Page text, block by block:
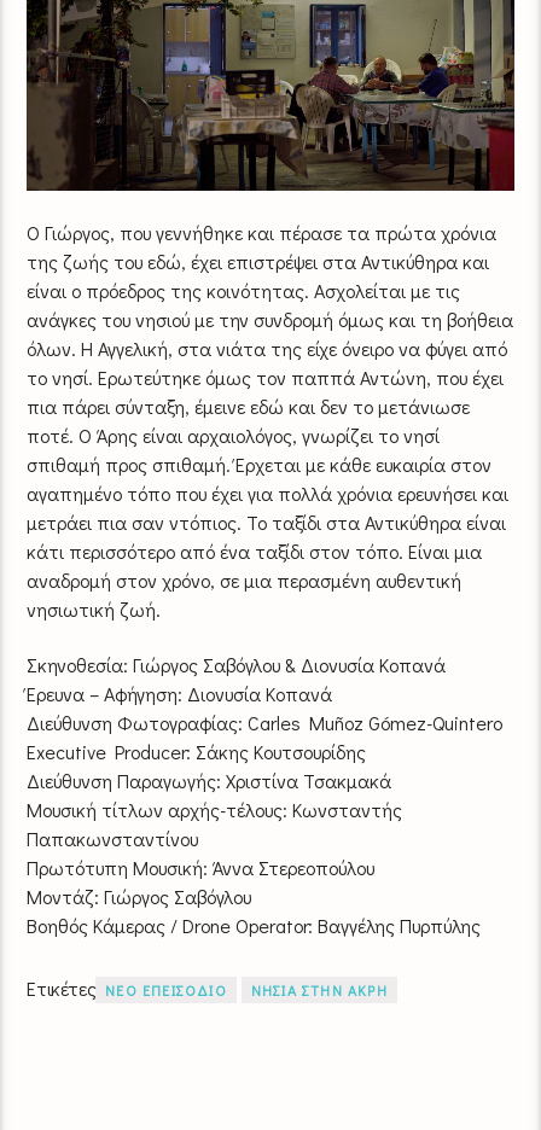
Ο Γιώργος, που γεννήθηκε και πέρασε τα πρώτα χρόνια
της ζωής του εδώ, έχει επιστρέψει στα Αντικύθηρα και
είναι ο πρόεδρος της κοινότητας. Ασχολείται με τις
ανάγκες του νησιού με την συνδρομή όμως και τη βοήθεια
όλων. Η Αγγελική, στα νιάτα της είχε όνειρο να φύγει από
το νησί. Ερωτεύτηκε όμως τον παππά Αντώνη, που έχει
πια πάρει σύνταξη, έμεινε εδώ και δεν το μετάνιωσε
ποτέ. Ο Άρης είναι αρχαιολόγος, γνωρίζει το νησί
σπιθαμή προς σπιθαμή. Έρχεται με κάθε ευκαιρία στον
αγαπημένο τόπο που έχει για πολλά χρόνια ερευνήσει και
μετράει πια σαν ντόπιος. Το ταξίδι στα Αντικύθηρα είναι
κάτι περισσότερο από ένα ταξίδι στον τόπο. Είναι μια
αναδρομή στον χρόνο, σε μια περασμένη αυθεντική
νησιωτική ζωή.
Σκηνοθεσία: Γιώργος Σαβόγλου & Διονυσία Κοπανά
Έρευνα – Αφήγηση: Διονυσία Κοπανά
Διεύθυνση Φωτογραφίας: Carles Muñoz Gómez-Quintero
Executive Producer: Σάκης Κουτσουρίδης
Διεύθυνση Παραγωγής: Χριστίνα Τσακμακά
Μουσική τίτλων αρχής-τέλους: Κωνσταντής
Παπακωνσταντίνου
Πρωτότυπη Μουσική: Άννα Στερεοπούλου
Μοντάζ: Γιώργος Σαβόγλου
Βοηθός Κάμερας / Drone Operator: Βαγγέλης Πυρπύλης
Ετικέτες ΝΕΟ ΕΠΕΙΣΟΔΙΟ ΝΗΣΙΑ ΣΤΗΝ ΑΚΡΗ